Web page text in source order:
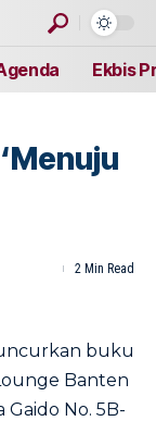
Ekbis
2 Min Read
buku
Banten
Gaido No. 5B-